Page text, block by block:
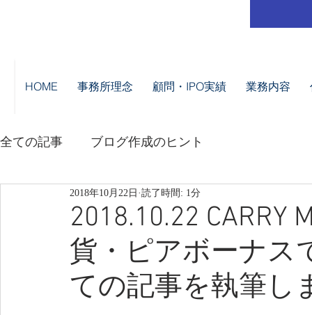
HOME 事務所理念 顧問・IPO実績 業務内容
全ての記事 ブログ作成のヒント
2018.10.22 CARRY
貨・ピアボーナス
ての記事を執筆し
2018年10月22日 読了時間: 1分